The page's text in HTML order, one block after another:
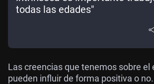
todas las edades"
Las creencias que tenemos sobre
pueden influir de forma positiva o